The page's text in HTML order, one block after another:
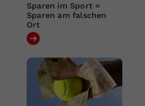
Sparen im Sport =
Sparen am falschen
Ort